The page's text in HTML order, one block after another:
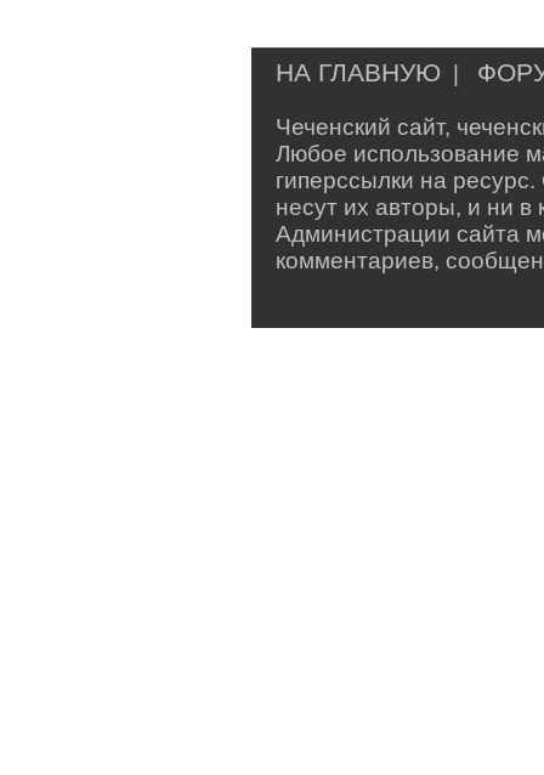
НА ГЛАВНУЮ
Чеченский сайт,
Любое использование
гиперссылки на
несут их авторы, и ни
Администрации сайта
комментариев,